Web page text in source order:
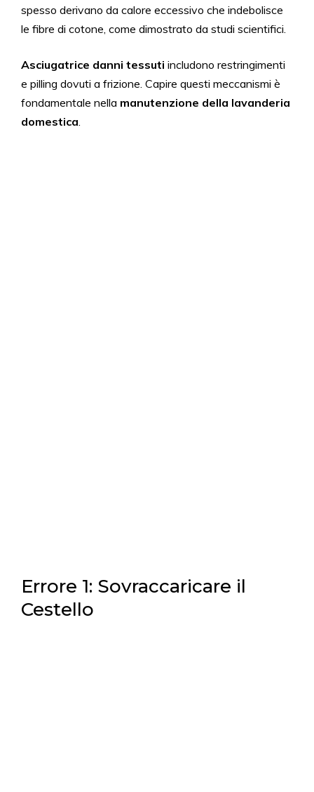
spesso derivano da calore eccessivo che indebolisce
le fibre di cotone, come dimostrato da studi scientifici.
Asciugatrice danni tessuti includono restringimenti
e pilling dovuti a frizione. Capire questi meccanismi è
fondamentale nella manutenzione della lavanderia
domestica.
Errore 1: Sovraccaricare il
Cestello